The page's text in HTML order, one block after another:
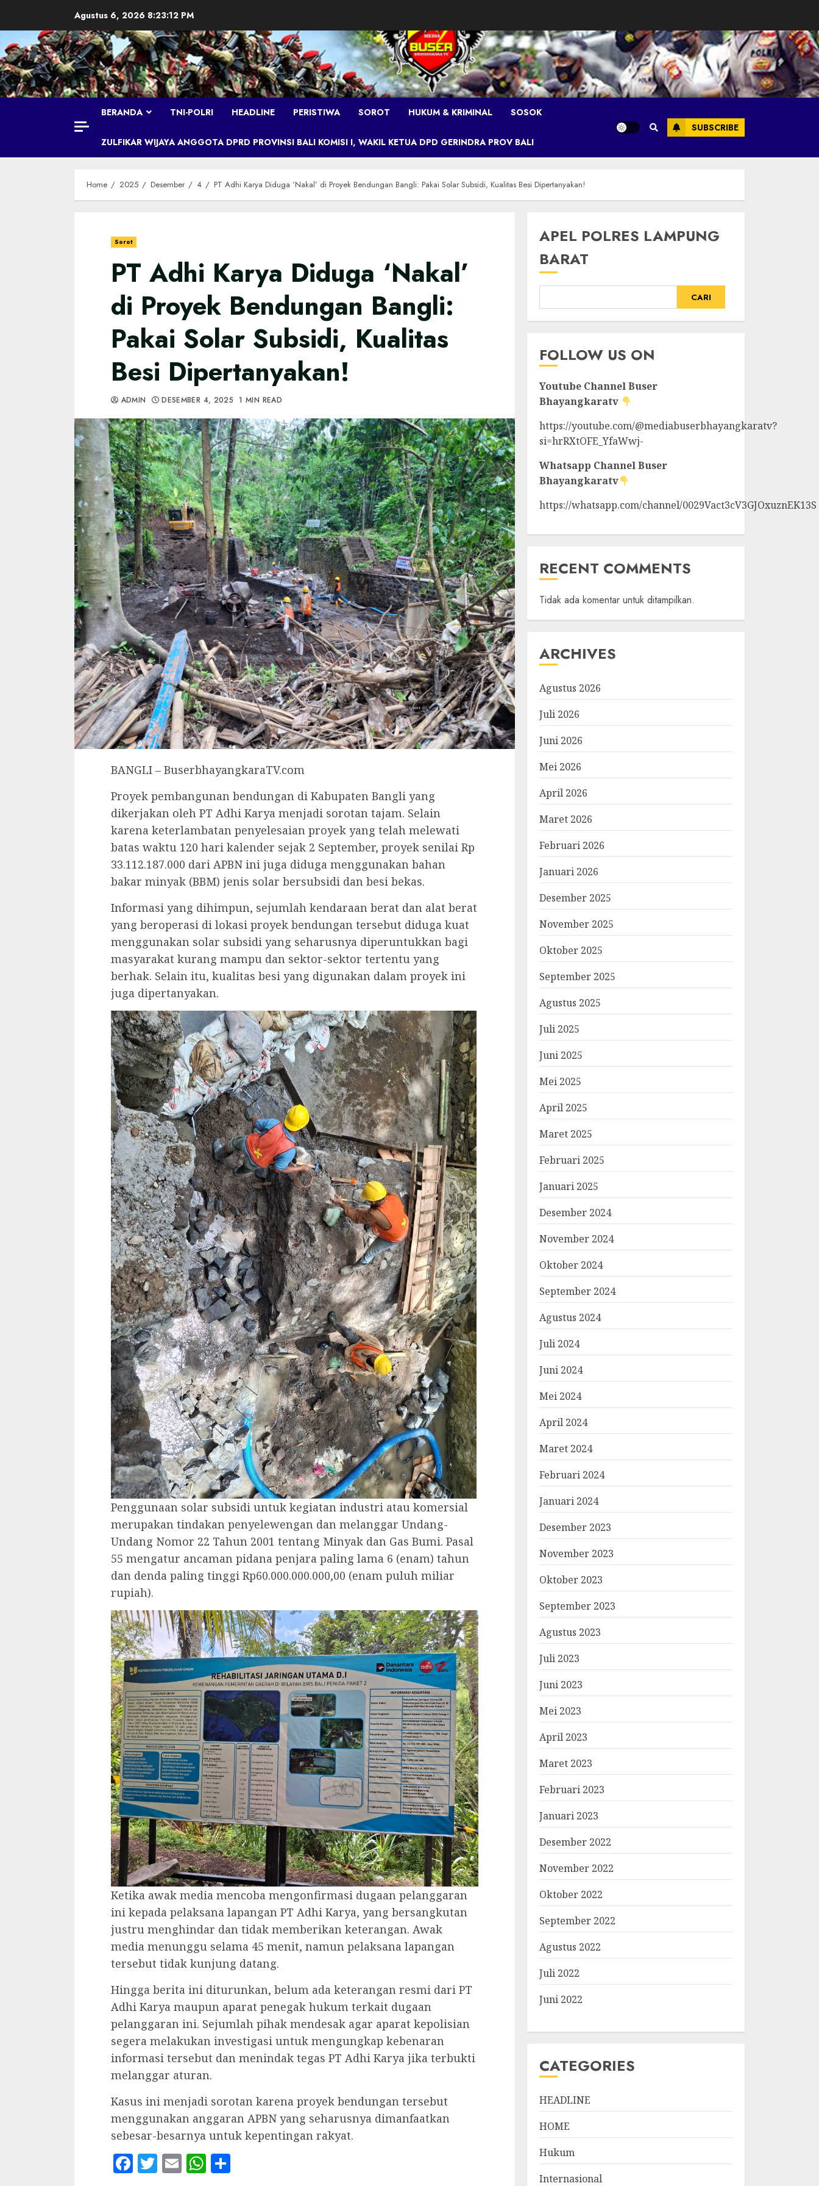
content
Agustus 6, 2026 8:23:13 PM
BERANDA TNI-POLRI HEADLINE PERISTIWA SOROT HUKUM & KRIMINAL SOSOK
ZULFIKAR WIJAYA ANGGOTA DPRD PROVINSI BALI KOMISI I, WAKIL KETUA DPD GERINDRA PROV BALI
SUBSCRIBE
Home 2025 Desember 4 PT Adhi Karya Diduga ‘Nakal’ di Proyek Bendungan Bangli: Pakai Solar Subsidi, Kualitas Besi Dipertanyakan!
Sorot
PT Adhi Karya Diduga ‘Nakal’
di Proyek Bendungan Bangli:
Pakai Solar Subsidi, Kualitas
Besi Dipertanyakan!
ADMIN DESEMBER 4, 2025 1 MIN READ
BANGLI – BuserbhayangkaraTV.com
Proyek pembangunan bendungan di Kabupaten Bangli yang
dikerjakan oleh PT Adhi Karya menjadi sorotan tajam. Selain
karena keterlambatan penyelesaian proyek yang telah melewati
batas waktu 120 hari kalender sejak 2 September, proyek senilai Rp
33.112.187.000 dari APBN ini juga diduga menggunakan bahan
bakar minyak (BBM) jenis solar bersubsidi dan besi bekas.
Informasi yang dihimpun, sejumlah kendaraan berat dan alat berat
yang beroperasi di lokasi proyek bendungan tersebut diduga kuat
menggunakan solar subsidi yang seharusnya diperuntukkan bagi
masyarakat kurang mampu dan sektor-sektor tertentu yang
berhak. Selain itu, kualitas besi yang digunakan dalam proyek ini
juga dipertanyakan.
Penggunaan solar subsidi untuk kegiatan industri atau komersial
merupakan tindakan penyelewengan dan melanggar Undang-
Undang Nomor 22 Tahun 2001 tentang Minyak dan Gas Bumi. Pasal
55 mengatur ancaman pidana penjara paling lama 6 (enam) tahun
dan denda paling tinggi Rp60.000.000.000,00 (enam puluh miliar
rupiah).
Ketika awak media mencoba mengonfirmasi dugaan pelanggaran
ini kepada pelaksana lapangan PT Adhi Karya, yang bersangkutan
justru menghindar dan tidak memberikan keterangan. Awak
media menunggu selama 45 menit, namun pelaksana lapangan
tersebut tidak kunjung datang.
Hingga berita ini diturunkan, belum ada keterangan resmi dari PT
Adhi Karya maupun aparat penegak hukum terkait dugaan
pelanggaran ini. Sejumlah pihak mendesak agar aparat kepolisian
segera melakukan investigasi untuk mengungkap kebenaran
informasi tersebut dan menindak tegas PT Adhi Karya jika terbukti
melanggar aturan.
Kasus ini menjadi sorotan karena proyek bendungan tersebut
menggunakan anggaran APBN yang seharusnya dimanfaatkan
sebesar-besarnya untuk kepentingan rakyat.
Facebook
Twitter
EmailWhatsApp
APEL POLRES LAMPUNG
BARAT
CARI
FOLLOW US ON
Youtube ChannelBuser
Bhayangkaratv
https://youtube.com/@mediabuserbhayangkaratv?
si=hrRXtOFE_YfaWwj-
Whatsapp ChannelBuser
Bhayangkaratv
https://whatsapp.com/channel/0029Vact3cV3GJOxuznEK13S
RECENT COMMENTS
Tidak ada komentar untuk ditampilkan.
ARCHIVES
Agustus 2026
Juli 2026
Juni 2026
Mei 2026
April 2026
Maret 2026
Februari 2026
Januari 2026
Desember 2025
November 2025
Oktober 2025
September 2025
Agustus 2025
Juli 2025
Juni 2025
Mei 2025
April 2025
Maret 2025
Februari 2025
Januari 2025
Desember 2024
November 2024
Oktober 2024
September 2024
Agustus 2024
Juli 2024
Juni 2024
Mei 2024
April 2024
Maret 2024
Februari 2024
Januari 2024
Desember 2023
November 2023
Oktober 2023
September 2023
Agustus 2023
Juli 2023
Juni 2023
Mei 2023
April 2023
Maret 2023
Februari 2023
Januari 2023
Desember 2022
November 2022
Oktober 2022
September 2022
Agustus 2022
Juli 2022
Juni 2022
CATEGORIES
HEADLINE
HOME
Hukum
Internasional